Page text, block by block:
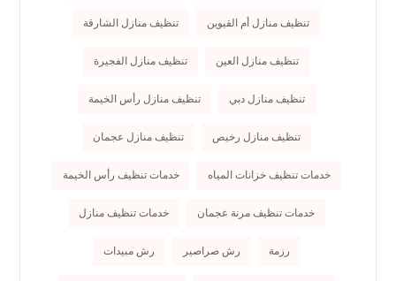
تنظيف منازل أم القيوين تنظيف منازل الشارقة
تنظيف منازل العين تنظيف منازل الفجيرة
تنظيف منازل دبي تنظيف منازل رأس الخيمة
تنظيف منازل رخيص تنظيف منازل عجمان
خدمات تنظيف خزانات المياه خدمات تنظيف رأس الخيمة
خدمات تنظيف مرنة عجمان خدمات تنظيف منازل
رزمة رش صراصير رش مبيدات